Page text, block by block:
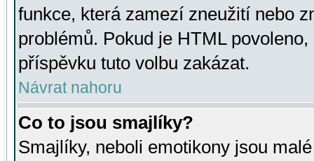
funkce, která zamezí zneužití nebo
problémů. Pokud je HTML
příspěvku tuto volbu zakázat.
Návrat nahoru
Co to jsou smajlíky?
Smajlíky, neboli emotikony jsou